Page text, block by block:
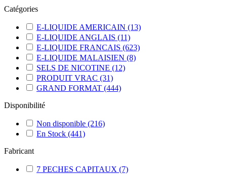
Catégories
E-LIQUIDE AMERICAIN (13)
E-LIQUIDE ANGLAIS (11)
E-LIQUIDE FRANCAIS (623)
E-LIQUIDE MALAISIEN (8)
SELS DE NICOTINE (12)
PRODUIT VRAC (31)
GRAND FORMAT (444)
Disponibilité
Non disponible (216)
En Stock (441)
Fabricant
7 PECHES CAPITAUX (7)